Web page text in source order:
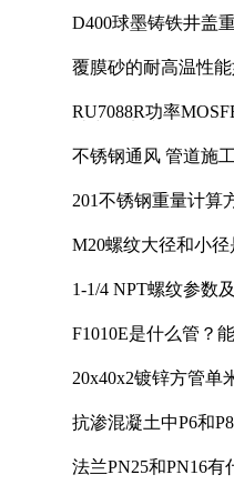
D400球墨铸铁井盖
覆膜砂的耐高温性
RU7088R功率
不锈钢通风 管道施工
201不锈钢重量计算
M20螺纹大径和小径
1-1/4 NPT螺纹参数
F1010E是什么管？
20x40x2镀锌方管单
抗渗混凝土中P6和
法兰PN25和PN16有